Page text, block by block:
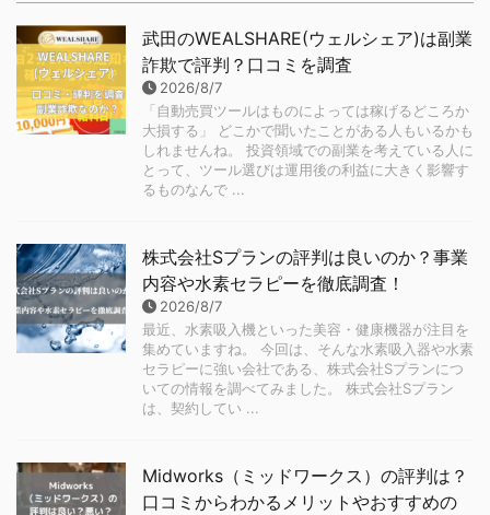
武田のWEALSHARE(ウェルシェア)は副業
詐欺で評判？口コミを調査
2026/8/7
「自動売買ツールはものによっては稼げるどころか
大損する」 どこかで聞いたことがある人もいるかも
しれませんね。 投資領域での副業を考えている人に
とって、ツール選びは運用後の利益に大きく影響す
るものなんで ...
株式会社Sプランの評判は良いのか？事業
内容や水素セラピーを徹底調査！
2026/8/7
最近、水素吸入機といった美容・健康機器が注目を
集めていますね。 今回は、そんな水素吸入器や水素
セラピーに強い会社である、株式会社Sプランにつ
いての情報を調べてみました。 株式会社Sプラン
は、契約してい ...
Midworks（ミッドワークス）の評判は？
口コミからわかるメリットやおすすめの